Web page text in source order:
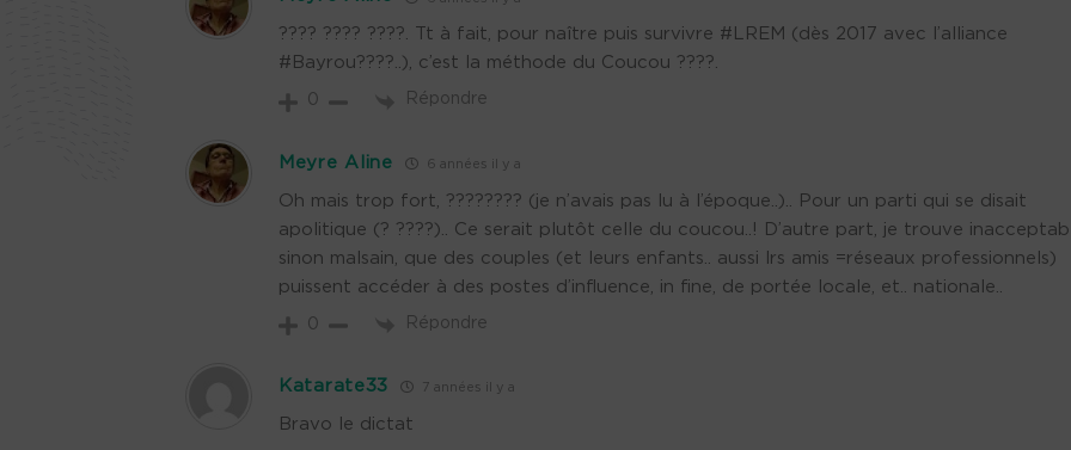
???? ???? ????. Tt à fait, pour naître puis survivre #LREM (dès 2017 avec l’alliance
#Bayrou????..), c’est la méthode du Coucou ????.
0 Répondre
Meyre Aline 6 années il y a
Oh mais trop fort, ???????? (je n’avais pas lu à l’époque..).. Pour un parti qui se disait
apolitique (? ????).. Ce serait plutôt celle du coucou..! D’autre part, je trouve
sinon malsain, que des couples (et leurs enfants.. aussi lrs amis =réseaux professionnels)
puissent accéder à des postes d’influence, in fine, de portée locale, et.. nationale..
0 Répondre
Katarate33 7 années il y a
Bravo le dictat